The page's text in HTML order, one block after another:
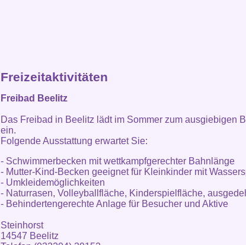
Freizeitaktivitäten
Freibad Beelitz
Das Freibad in Beelitz lädt im Sommer zum ausgiebigen
ein.
Folgende Ausstattung erwartet Sie:
- Schwimmerbecken mit wettkampfgerechter Bahnlänge
- Mutter-Kind-Becken geeignet für Kleinkinder mit
- Umkleidemöglichkeiten
- Naturrasen, Volleyballfläche, Kinderspielfläche,
- Behindertengerechte Anlage für Besucher und Aktive
Steinhorst
14547 Beelitz